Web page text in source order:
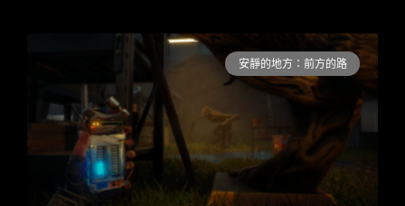
安靜的地方：前方的路